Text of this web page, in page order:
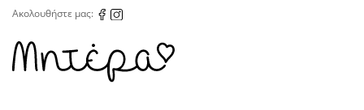
Ακολουθήστε μας: